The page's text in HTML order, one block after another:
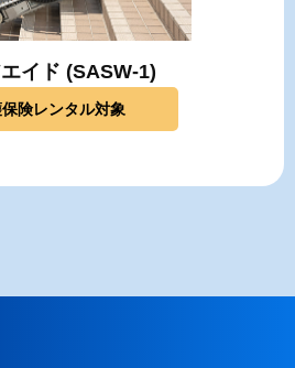
イド (SASW-1)
険レンタル対象